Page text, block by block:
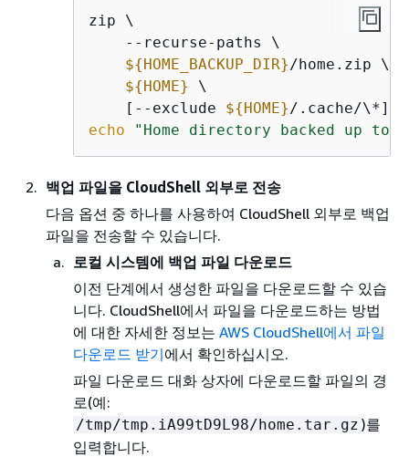
zip \
    --recurse-paths \
${HOME_BACKUP_DIR}/home.zip \
${HOME}
\
    [--exclude
${HOME}
echo
"Home directory backed up
백업 파일을 CloudShell 외부로 전송
다음 옵션 중 하나를 사용하여 CloudShell 외부로 백업
파일을 전송할 수 있습니다.
로컬 시스템에 백업 파일 다운로드
이전 단계에서 생성한 파일을 다운로드할 수 있습
니다. CloudShell에서 파일을 다운로드하는 방법
에 대한 자세한 정보는 AWS CloudShell에서 파일
다운로드 받기에서 확인하십시오.
파일 다운로드 대화 상자에 다운로드할 파일의 경
로(예:
/tmp/tmp.iA99tD9L98/home.tar.gz )를
입력합니다.